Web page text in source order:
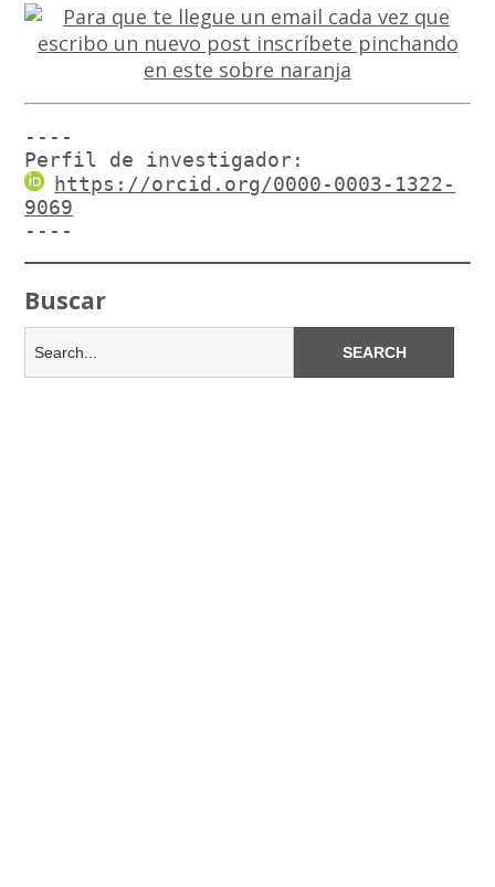
----
Perfil de investigador:
https://orcid.org/0000-0003-1322-
9069
----
Buscar